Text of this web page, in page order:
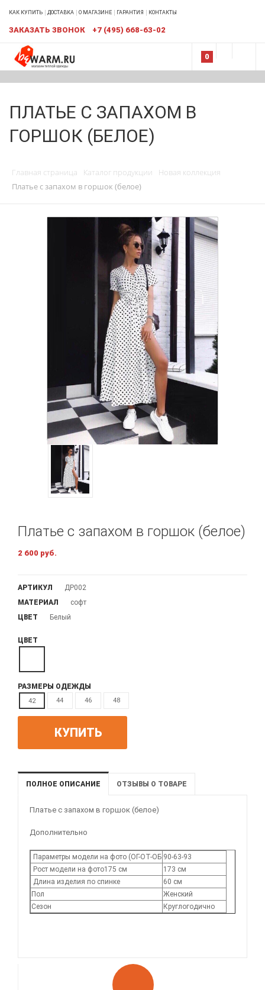
КАК КУПИТЬ ДОСТАВКА О МАГАЗИНЕ ГАРАНТИЯ КОНТАКТЫ
ЗАКАЗАТЬ ЗВОНОК +7 (495) 668-63-02
0
ПЛАТЬЕ С ЗАПАХОМ В
ГОРШОК (БЕЛОЕ)
Главная страница Каталог продукции
Новая коллекция
Платье с запахом в горшок (белое)
ЛИДЕР ПРОДАЖ
Платье с запахом в горшок (белое)
2 600 руб.
АРТИКУЛ
ДР002
МАТЕРИАЛ
софт
ЦВЕТ
Белый
ЦВЕТ
РАЗМЕРЫ ОДЕЖДЫ
42 44 46 48
КУПИТЬ
ПОЛНОЕ ОПИСАНИЕ ОТЗЫВЫ О ТОВАРЕ
Платье с запахом в горшок (белое)
Дополнительно
Параметры модели на фото (ОГ-ОТ-ОБ 90-63-93
Рост модели на фото175 см
173 см
Длина изделия по спинке
60 см
Пол
Женский
Сезон
Круглогодично